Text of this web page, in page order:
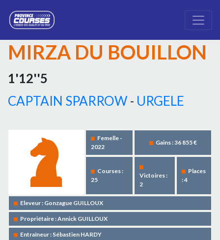
MIRZA DU BOUILLON
1'12''5
CAPTAIN SPARROW- URGELE
Femelle -
2022
Gains : 36 855 €
Courses :
25
Victoires :
2
Places
: 4
Eleveur : Gonzague GUILLOUX
Propriétaire : Annick GUILLOUX
Entraîneur : Sébastien HARDY